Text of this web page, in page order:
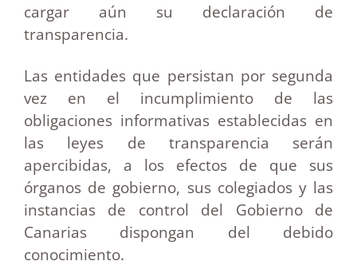
cargar aún su declaración de
transparencia.
Las entidades que persistan por segunda
vez en el incumplimiento de las
obligaciones informativas establecidas en
las leyes de transparencia serán
apercibidas, a los efectos de que sus
órganos de gobierno, sus colegiados y las
instancias de control del Gobierno de
Canarias dispongan del debido
conocimiento.